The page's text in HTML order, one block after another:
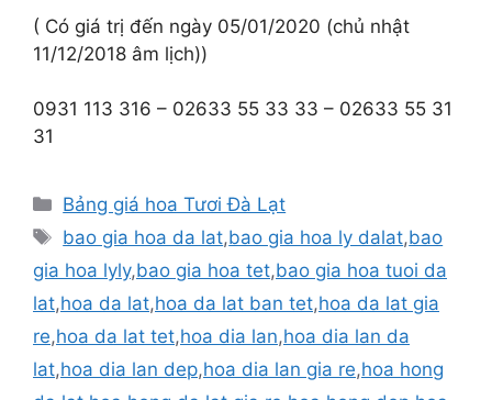
( Có giá trị đến ngày 05/01/2020 (chủ nhật
11/12/2018 âm lịch))
0931 113 316 – 02633 55 33 33 – 02633 55 31
31
Danh
mục
Bảng giá hoa Tươi Đà Lạt
Thẻ
bao gia hoa da lat,bao gia hoa ly dalat,bao
gia hoa lyly,bao gia hoa tet,bao gia hoa tuoi da
lat,hoa da lat,hoa da lat ban tet,hoa da lat gia
re,hoa da lat tet,hoa dia lan,hoa dia lan da
lat,hoa dia lan dep,hoa dia lan gia re,hoa hong